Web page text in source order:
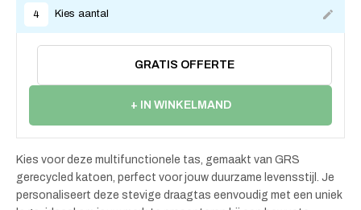
4 Kies aantal
GRATIS OFFERTE
+ IN WINKELMAND
Kies voor deze multifunctionele tas, gemaakt van GRS
gerecycled katoen, perfect voor jouw duurzame levensstijl. Je
personaliseert deze stevige draagtas eenvoudig met een uniek